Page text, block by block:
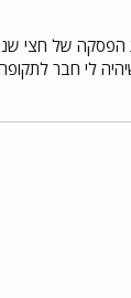
הפסקה של חצי
לי חבר